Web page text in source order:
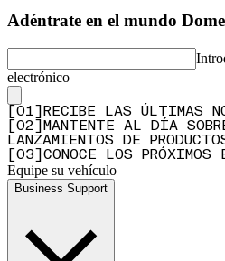
Adéntrate en el mundo
electrónico
01
RECIBE LAS ÚLTIMAS
02
MANTENTE AL DÍA
LANZAMIENTOS DE
03 CONOCE LOS PRÓXIMOS
Equipe su vehículo
Business Support